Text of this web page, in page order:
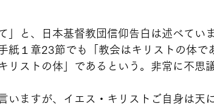
と、日本基督教団信仰告白は述べてい
紙１章23節でも「教会はキリストの体で
リストの体」であるという。非常に不思
ますが、イエス・キリストご自身は天